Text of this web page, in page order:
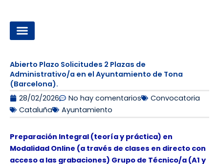
contenido
Abierto Plazo Solicitudes 2 Plazas de
Administrativo/a en el Ayuntamiento de Tona
(Barcelona).
28/02/2026
No hay comentarios
Convocatoria
Cataluña
Ayuntamiento
Preparación Integral (teoría y práctica) en
Modalidad Online (a través de clases en directo con
acceso a las grabaciones) Grupo de Técnico/a (A1 y